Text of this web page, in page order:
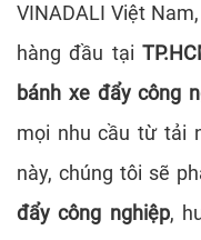
VINADALI Việt
hàng đầu tại
bánh xe đẩy công
mọi nhu cầu từ tải
này, chúng tôi sẽ
đẩy công nghiệp,